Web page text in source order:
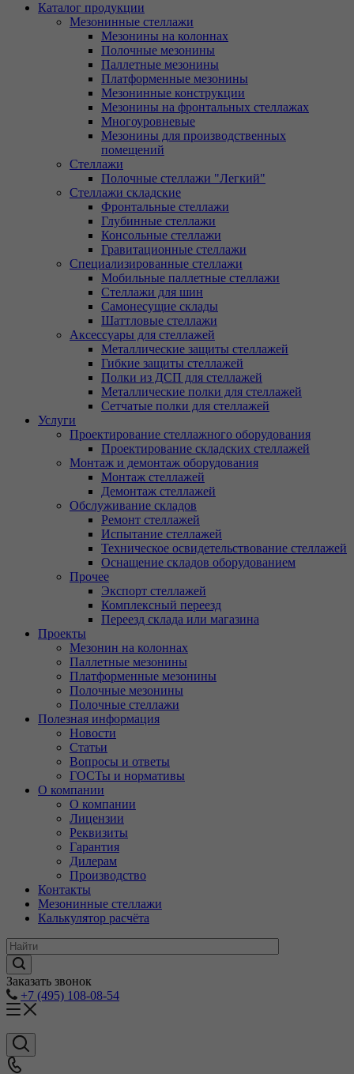
Каталог продукции
Мезонинные стеллажи
Мезонины на колоннах
Полочные мезонины
Паллетные мезонины
Платформенные мезонины
Мезонинные конструкции
Мезонины на фронтальных стеллажах
Многоуровневые
Мезонины для производственных
помещений
Стеллажи
Полочные стеллажи "Легкий"
Стеллажи складские
Фронтальные стеллажи
Глубинные стеллажи
Консольные стеллажи
Гравитационные стеллажи
Специализированные стеллажи
Мобильные паллетные стеллажи
Стеллажи для шин
Самонесущие склады
Шаттловые стеллажи
Аксессуары для стеллажей
Металлические защиты стеллажей
Гибкие защиты стеллажей
Полки из ДСП для стеллажей
Металлические полки для стеллажей
Сетчатые полки для стеллажей
Услуги
Проектирование стеллажного оборудования
Проектирование складских стеллажей
Монтаж и демонтаж оборудования
Монтаж стеллажей
Демонтаж стеллажей
Обслуживание складов
Ремонт стеллажей
Испытание стеллажей
Техническое освидетельствование стеллажей
Оснащение складов оборудованием
Прочее
Экспорт стеллажей
Комплексный переезд
Переезд склада или магазина
Проекты
Мезонин на колоннах
Паллетные мезонины
Платформенные мезонины
Полочные мезонины
Полочные стеллажи
Полезная информация
Новости
Статьи
Вопросы и ответы
ГОСТы и нормативы
О компании
О компании
Лицензии
Реквизиты
Гарантия
Дилерам
Производство
Контакты
Мезонинные стеллажи
Калькулятор расчёта
Заказать звонок
+7 (495) 108-08-54